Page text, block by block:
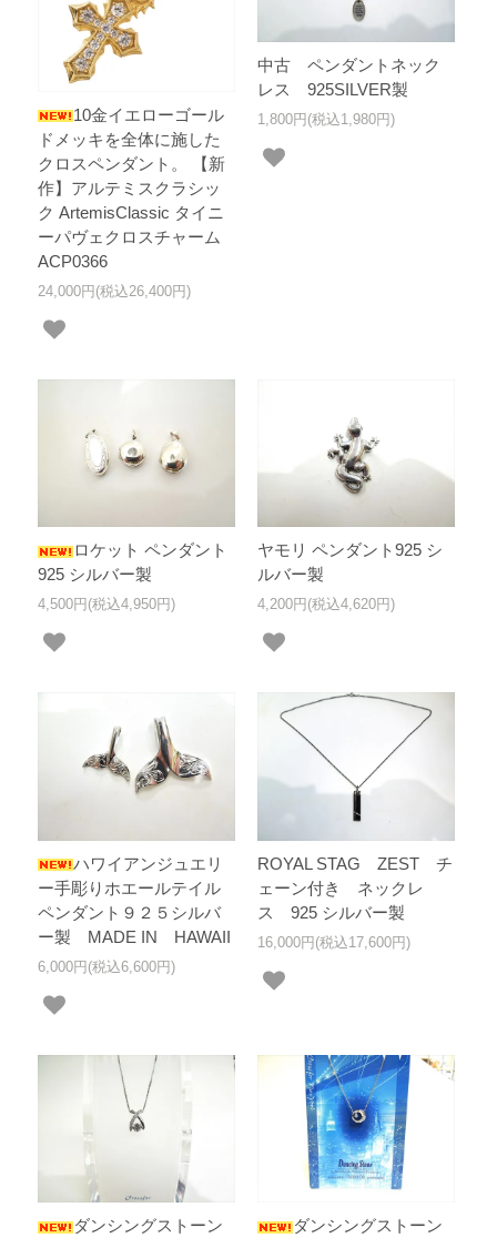
10金イエローゴール
ドメッキを全体に施した
クロスペンダント。 【新
作】アルテミスクラシッ
ク ArtemisClassic タイニ
ーパヴェクロスチャーム
ACP0366
24,000円(税込26,400円)
中古 ペンダントネック
レス 925SILVER製
1,800円(税込1,980円)
ロケット ペンダント
925 シルバー製
4,500円(税込4,950円)
ヤモリ ペンダント925 シ
ルバー製
4,200円(税込4,620円)
ハワイアンジュエリ
ー手彫りホエールテイル
ペンダント９２５シルバ
ー製 MADE IN HAWAII
6,000円(税込6,600円)
ROYAL STAG ZEST チ
ェーン付き ネックレ
ス 925 シルバー製
16,000円(税込17,600円)
ダンシングストーン
ダンシングストーン